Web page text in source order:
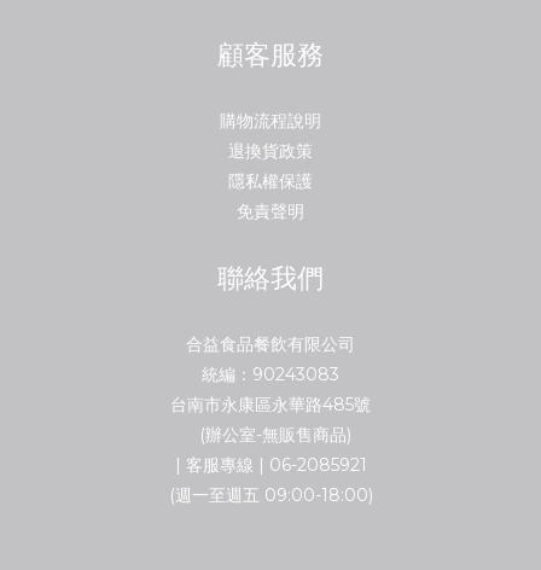
顧客服務
購物流程說明
退換貨政策
隱私權保護
免責聲明
聯絡我們
合益食品餐飲有限公司
統編：90243083
台南市永康區永華路485號
(辦公室-無販售商品)
| 客服專線 | 06-2085921
(週一至週五 09:00-18:00)